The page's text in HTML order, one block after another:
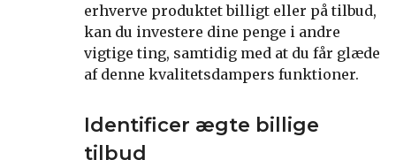
erhverve produktet billigt eller på tilbud,
kan du investere dine penge i andre
vigtige ting, samtidig med at du får glæde
af denne kvalitetsdampers funktioner.
Identificer ægte billige
tilbud